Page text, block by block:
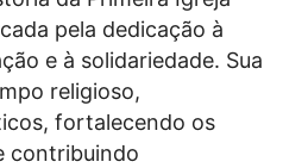
pela dedicação à
e à solidariedade. Sua
religioso,
fortalecendo os
contribuindo